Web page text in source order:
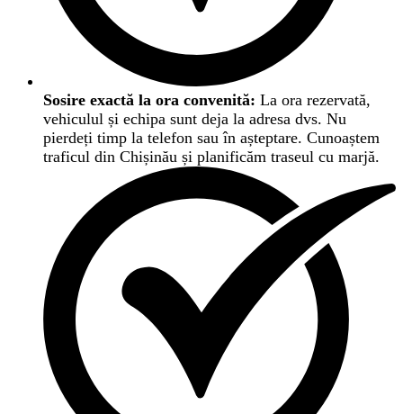
Sosire exactă la ora convenită: La ora rezervată,
vehiculul și echipa sunt deja la adresa dvs. Nu
pierdeți timp la telefon sau în așteptare. Cunoaștem
traficul din Chișinău și planificăm traseul cu marjă.